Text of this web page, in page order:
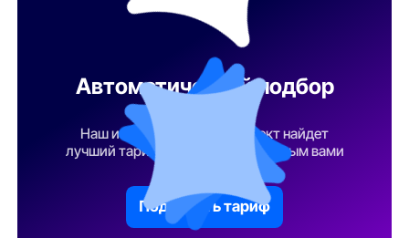
Автоматический подбор
Наш искусственный интеллект найдет
лучший тарифный план по указанным вами
Подобрать тариф